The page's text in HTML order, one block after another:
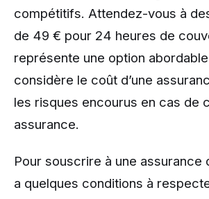
compétitifs. Attendez-vous à
de 49 € pour 24 heures de
représente une option abordable
considère le coût d’une
les risques encourus en cas de
assurance.
Pour souscrire à une assurance
a quelques conditions à